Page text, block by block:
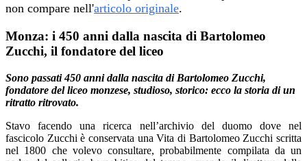
non compare nell'articolo originale.
Monza: i 450 anni dalla nascita di Bartolomeo
Zucchi, il fondatore del liceo
Sono passati 450 anni dalla nascita di Bartolomeo Zucchi,
fondatore del liceo monzese, studioso, storico: ecco la storia di un
ritratto ritrovato.
Stavo facendo una ricerca nell’archivio del duomo dove nel
fascicolo Zucchi è conservata una Vita di Bartolomeo Zucchi scritta
nel 1800 che volevo consultare, probabilmente compilata da un